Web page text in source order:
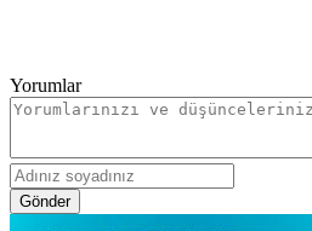
Yorumlar
Gönder